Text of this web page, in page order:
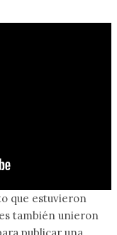
que estuvieron
también unieron